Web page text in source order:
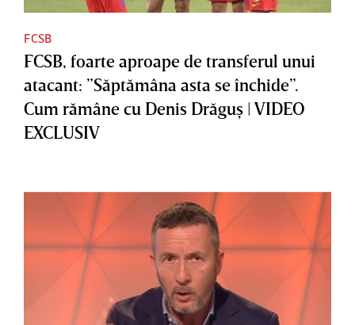
FCSB
FCSB, foarte aproape de transferul unui
atacant: ”Săptămâna asta se închide”.
Cum rămâne cu Denis Drăguş | VIDEO
EXCLUSIV